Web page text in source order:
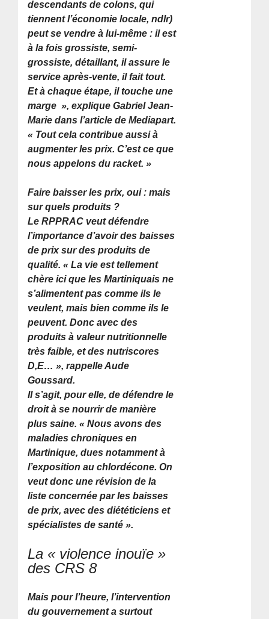
descendants de colons, qui
tiennent l’économie locale, ndlr)
peut se vendre à lui-même : il est
à la fois grossiste, semi-
grossiste, détaillant, il assure le
service après-vente, il fait tout.
Et à chaque étape, il touche une
marge », explique Gabriel Jean-
Marie dans l’article de Mediapart.
« Tout cela contribue aussi à
augmenter les prix. C’est ce que
nous appelons du racket. »
Faire baisser les prix, oui : mais
sur quels produits ?
Le RPPRAC veut défendre
l’importance d’avoir des baisses
de prix sur des produits de
qualité.« La vie est tellement
chère ici que les Martiniquais ne
s’alimentent pas comme ils le
veulent, mais bien comme ils le
peuvent. Donc avec des
produits à valeur nutritionnelle
très faible, et des nutriscores
D,E… », rappelle Aude
Goussard.
Il s’agit, pour elle, de défendre le
droit à se nourrir de manière
plus saine. « Nous avons des
maladies chroniques en
Martinique, dues notamment à
l’exposition au chlordécone. On
veut donc une révision de la
liste concernée par les baisses
de prix, avec des diététiciens et
spécialistes de santé ».
La « violence inouïe »
des CRS 8
Mais pour l’heure, l’intervention
du gouvernement a surtout